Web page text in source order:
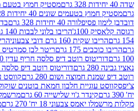
בטעמים שונים 40 יחידות 328 גרם
40 יחידות 328 גרם
בד"צ טורינו חלב
הריבו בלוני לבבות 140 גרם
הריבו
160 גרם דובי צבעוני
175 גרם
ריטר לבן סמרטיס 100 גרם
רוטב דיפ סלסה חריף עדין 300 גרם
דוריטוס רוטב דיפ סלסה חריף 300 גרם
חמוצה ושום 280 גרם
קווסט עוגיית
עוגיית חלבון חמאת בוטנים שוקולד צ'יפס
קינדר ג'וי שלישייה 60 גרם
מרשמלו 150 גר – סוניק
צבעוני 18 יח' 270 גרם